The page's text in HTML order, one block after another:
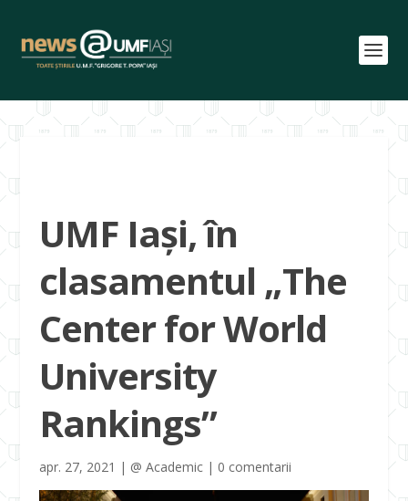
UMF Iași, în
clasamentul „The
Center for World
University
Rankings”
apr. 27, 2021 | @ Academic| 0 comentarii